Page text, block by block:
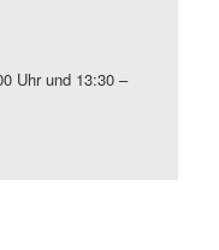
Uhr und 13:30 –